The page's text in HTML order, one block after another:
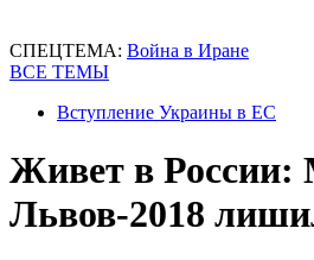
СПЕЦТЕМА: Война в Иране
ВСЕ ТЕМЫ
Вступление Украины в ЕС
Живет в России:
Львов-2018